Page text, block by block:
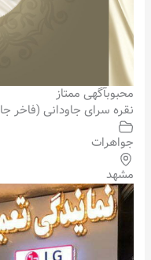
محبوبآگهی ممتاز
نقره سرای جاودانی (فاخر
جواهرات
مشهد